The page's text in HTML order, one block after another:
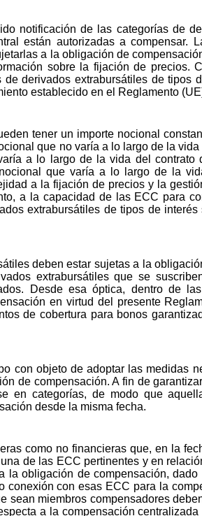
notificación de las categorías de
están autorizadas a compensar.
a la obligación de
sobre la fijación de precios.
derivados extrabursátiles de tipos
establecido en el Reglamento
tener un importe nocional
que no varía a lo largo de la
a lo largo de la vida del contrato
que varía a lo largo de la
a la fijación de precios y la
a la capacidad de las ECC para
extrabursátiles de tipos de
deben estar sujetas a la
extrabursátiles que se
Desde esa óptica, dentro de
en virtud del presente
de cobertura para bonos
con objeto de adoptar las medidas
de compensación. A fin de
en categorías, de modo que
desde la misma fecha.
como no financieras que, en la
de las ECC pertinentes y en
obligación de compensación, dado
con esas ECC para la
sean miembros compensadores
a la compensación